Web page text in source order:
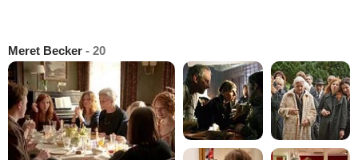
Meret Becker - 20